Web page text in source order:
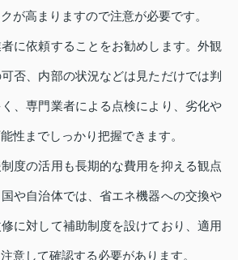
が高まりますので注意が必要です。
に依頼することをお勧めします。外観
否、内部の状況などは見ただけでは判
、専門業者による点検により、劣化や
性までしっかり把握できます。
度の活用も長期的な費用を抑える観点
や自治体では、省エネ機器への交換や
に対して補助制度を設けており、適用
意して確認する必要があります。